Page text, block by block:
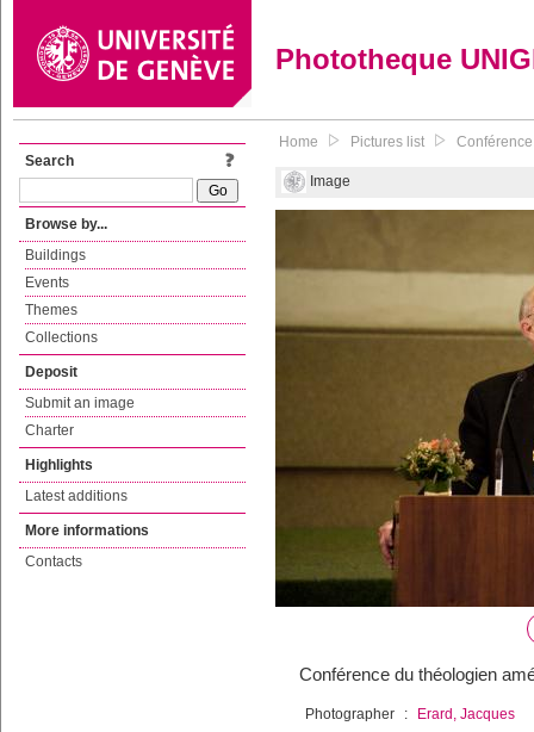
Phototheque
Search
Browse by...
Buildings
Events
Themes
Collections
Deposit
Submit an image
Charter
Highlights
Latest additions
More informations
Contacts
Home Pictures list
Image
Conférence du théologien
Photographer : Erard, Jacques